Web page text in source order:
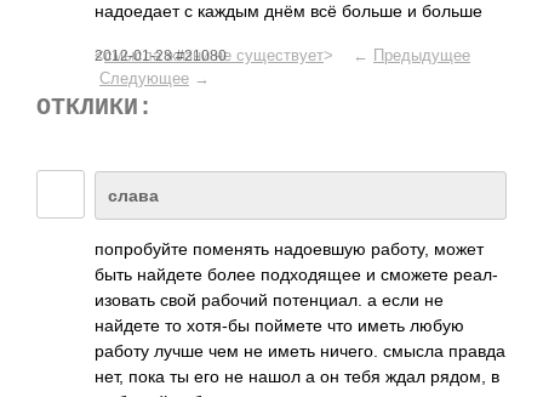
надо­едает с каждым днём всё больше и больше
2012-01-28 #21080
<смысла жизни не существует> ← Предыдущее
Следующее →
ОТКЛИКИ:
слава
попр­обуйте поме­нять надо­евшую работу, может
быть найдете более подх­одящее и сможете реал­
изов­ать свой рабочий поте­нциал. а если не
найдете то хотя-бы поймете что иметь любую
работу лучше чем не иметь ничего. смысла правда
нет, пока ты его не нашол а он тебя ждал рядом, в